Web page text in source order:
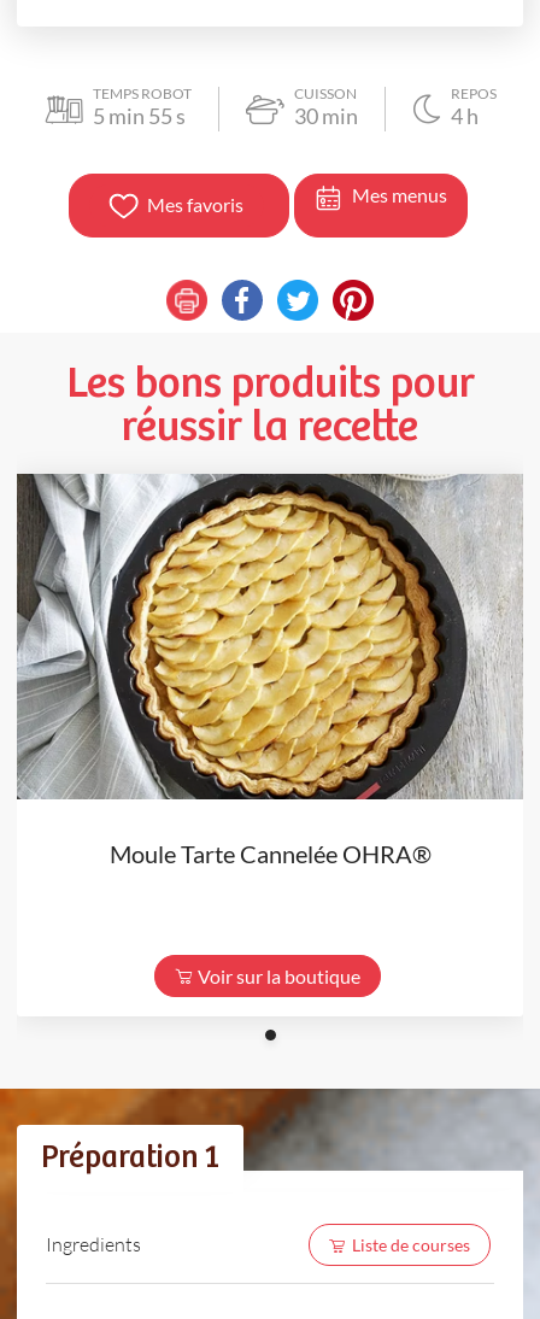
TEMPS ROBOT
5 min 55 s
CUISSON
30min
REPOS
4h
Mes favoris Mes menus
Les bons produits pour
réussir la recette
Moule Tarte Cannelée OHRA®
Voir sur la boutique
Préparation 1
Ingredients Liste de courses